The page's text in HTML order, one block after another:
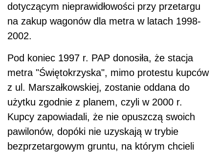
dotyczącym nieprawidłowości przy przetargu
na zakup wagonów dla metra w latach 1998-
2002.
Pod koniec 1997 r. PAP donosiła, że stacja
metra "Świętokrzyska", mimo protestu kupców
z ul. Marszałkowskiej, zostanie oddana do
użytku zgodnie z planem, czyli w 2000 r.
Kupcy zapowiadali, że nie opuszczą swoich
pawilonów, dopóki nie uzyskają w trybie
bezprzetargowym gruntu, na którym chcieli